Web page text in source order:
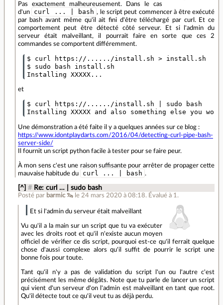
Pas exactement malheureusement. Dans le cas
d'un
curl ... | bash , le script peut commencer à être exécuté
par bash avant même qu'il ait fini d'être téléchargé par curl. Et ce
comportement peut être détecté côté serveur. Et si l'admin du
serveur était malveillant, il pourrait faire en sorte que ces 2
commandes se comportent différemment.
$ curl https://....../install.sh > install.sh
$ sudo bash install.sh
et
$ curl https://....../install.sh | sudo bash
Une démonstration a été faite il y a quelques années sur ce blog :
https://www.idontplaydarts.com/2016/04/detecting-curl-pipe-bash-
server-side/
Il fournit un script python facile à tester pour se faire peur.
À mon sens c'est une raison suffisante pour arrêter de propager cette
mauvaise habitude du
curl ... | bash .
[^] # Re: curl … | sudo bash
Posté par barmic 🦦 le 24 mars 2020 à 08:18. Évalué à 1 .
Et si l'admin du serveur était malveillant
Vu qu'il a la main sur un script que tu va exécuter
avec les droits root et qu'il n'existe aucun moyen
officiel de vérifier ce dis script, pourquoi est-ce qu'il ferrait quelque
chose d'aussi complexe alors qu'il suffit de pourrir le script une
bonne fois pour toute.
Tant qu'il n'y a pas de validation du script l'un ou l'autre c'est
précisément les même dégâts. Note que tu parle de lancer un script
qui vient d'un serveur d'on l'admin est malveillant en tant que root.
Qu'il détecte tout ce qu'il veut tu as déjà perdu.